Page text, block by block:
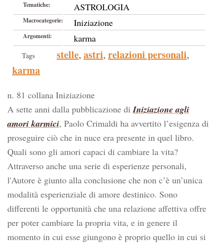
Tematiche: ASTROLOGIA
Macrocategorie: Iniziazione
Argomenti: karma
Tags stelle, astri, relazioni personali,
karma
n. 81 collana Iniziazione
A sette anni dalla pubblicazione diIniziazione agli
amori karmici, Paolo Crimaldi ha avvertito l’esigenza di
proseguire ciò che in nuce era presente in quel libro.
Quali sono gli amori capaci di cambiare la vita?
Attraverso anche una serie di esperienze personali,
l'Autore è giunto alla conclusione che non c’è un’unica
modalità esperienziale di amore destinico. Sono
differenti le opportunità che una relazione affettiva offre
per poter cambiare la propria vita, e in genere il
momento in cui esse giungono è proprio quello in cui si